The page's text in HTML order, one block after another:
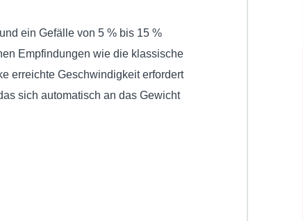
ein Gefälle von 5 % bis 15 %
Empfindungen wie die klassische
erreichte Geschwindigkeit erfordert
sich automatisch an das Gewicht